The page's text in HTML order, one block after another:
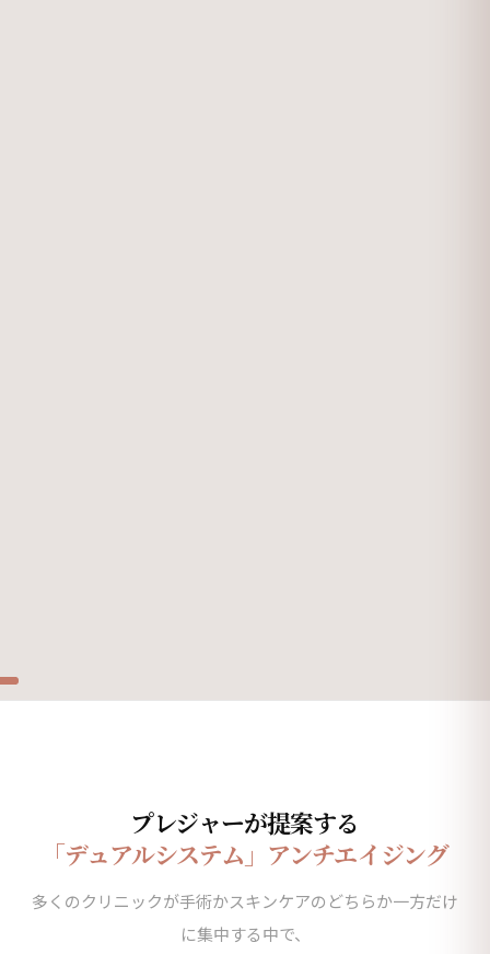
プレジャーが提案する
「デュアルシステム」アンチエイジング
多くのクリニックが手術かスキンケアのどちらか一方だけ
に集中する中で、